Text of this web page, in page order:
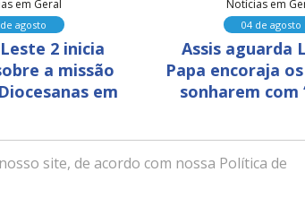
site, de acordo com nossa Política de
em Geral
agosto
2 inicia
a missão
em
Notícias em
04 de agosto
Assis aguarda
Papa encoraja
sonharem com
com excelência pela